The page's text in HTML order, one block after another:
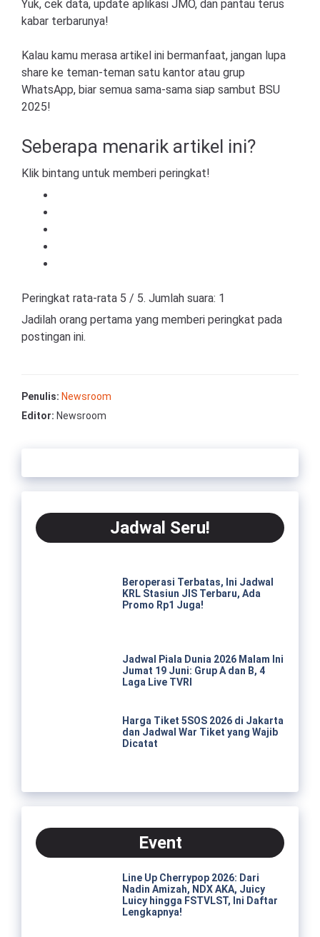
Yuk, cek data, update aplikasi JMO, dan pantau terus
kabar terbarunya!
Kalau kamu merasa artikel ini bermanfaat, jangan lupa
share ke teman-teman satu kantor atau grup
WhatsApp, biar semua sama-sama siap sambut BSU
2025!
Seberapa menarik artikel ini?
Klik bintang untuk memberi peringkat!
Peringkat rata-rata 5 / 5. Jumlah suara: 1
Jadilah orang pertama yang memberi peringkat pada
postingan ini.
Penulis: Newsroom
Editor: Newsroom
Jadwal Seru!
Beroperasi Terbatas, Ini Jadwal
KRL Stasiun JIS Terbaru, Ada
Promo Rp1 Juga!
Jadwal Piala Dunia 2026 Malam Ini
Jumat 19 Juni: Grup A dan B, 4
Laga Live TVRI
Harga Tiket 5SOS 2026 di Jakarta
dan Jadwal War Tiket yang Wajib
Dicatat
Event
Line Up Cherrypop 2026: Dari
Nadin Amizah, NDX AKA, Juicy
Luicy hingga FSTVLST, Ini Daftar
Lengkapnya!